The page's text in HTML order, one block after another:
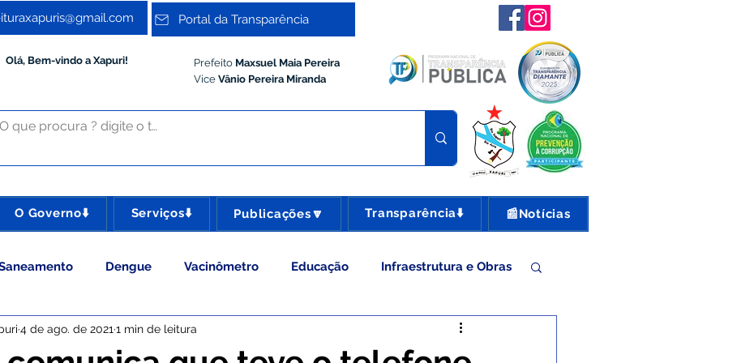
Portal da Transparência
Olá, Bem-vindo a Xapuri! Prefeito Maxsuel Maia Pereira
Vice Vânio Pereira Miranda
O Governo⬇️ Serviços⬇️ Publicações🔽 Transparência⬇️ 📰Notícias
Dengue Vacinômetro Educação Infraestrutura e Obras
Esporte e Lazer Administração e Gestão
4 de ago. de 2021 1 min de leitura